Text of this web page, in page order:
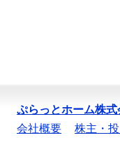
ぷらっとホーム株式
会社概要
株主・